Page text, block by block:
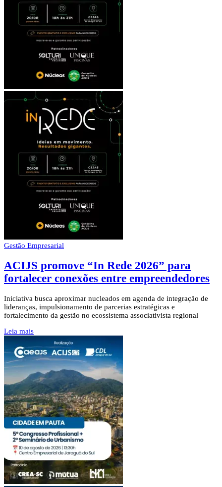
Gestão Empresarial
ACIJS promove “In Rede 2026” para
fortalecer conexões entre empreendedores
Iniciativa busca aproximar nucleados em agenda de integração de
lideranças, impulsionamento de parcerias estratégicas e
fortalecimento da gestão no ecossistema associativista regional
Leia mais